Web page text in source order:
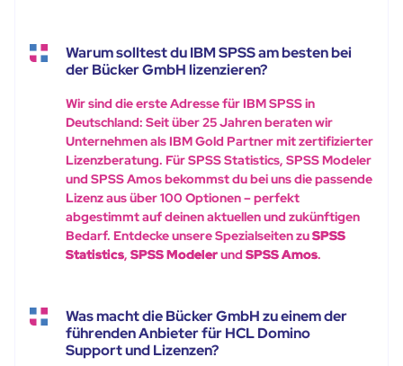
Warum solltest du IBM SPSS am besten bei
der Bücker GmbH lizenzieren?
Wir sind die erste Adresse für IBM SPSS in
Deutschland: Seit über 25 Jahren beraten wir
Unternehmen als IBM Gold Partner mit zertifizierter
Lizenzberatung. Für SPSS Statistics, SPSS Modeler
und SPSS Amos bekommst du bei uns die passende
Lizenz aus über 100 Optionen – perfekt
abgestimmt auf deinen aktuellen und zukünftigen
Bedarf. Entdecke unsere Spezialseiten zuSPSS
Statistics, SPSS Modelerund SPSS Amos.
Was macht die Bücker GmbH zu einem der
führenden Anbieter für HCL Domino
Support und Lizenzen?